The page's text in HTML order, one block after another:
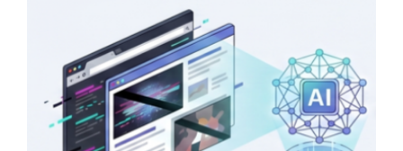
모돈 생애생산성 지수 산정 등
검증된 AI·빅데이터 역량으로 빚어내는 스마트 축산 2011년 설립 이래
아이와즈는 RAG(검색증강생성) 기반 지능형 챗봇, 대규모 데이터 분석
및 시각화, 고정밀 자연어처리(NLP) 등 소프트웨어 개발 전반에서
탄탄한 기술력을 다져왔습니다. 특히 지난 2020년 **‘지능형 스마트팜
재배환경관리시스템’**을 성공적으로 개발했던 풍부한 노하우를
최근 텔레그램, 다크웹 등 익명성이 강한 소셜미디어를 통한 온라인
마약 거래와 위장 광고가 급증하며 심각한 사회 문제로 대두되고
있습니다. 이에 당사 아이와즈는 과학기술정보통신부와 경찰청이
주관하는 '다크웹 및 가상자산 거래추적 연계 마약수사통합시스템
개발' 사업의 공동연구개발기관으로 최종 선정되어, 온라인 마약 범죄
근절을 위한 핵심 첨단 기술 개발에 본격 착수하게 되었습니다.
아이와즈는 이번 사업에서 '소셜미디어 기반 마약 광고 AI 실시간 탐지